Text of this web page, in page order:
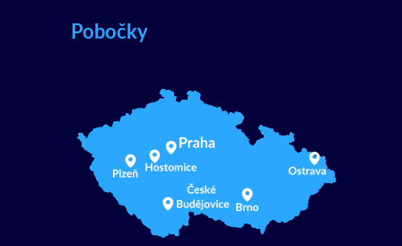
Pobočky